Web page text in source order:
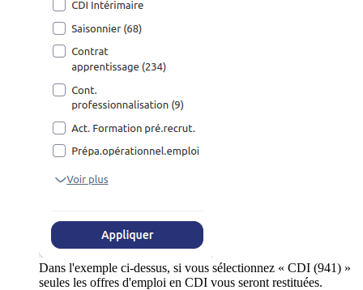
Dans l'exemple ci-dessus, si vous sélectionnez « CDI (941) »
seules les offres d'emploi en CDI vous seront restituées.